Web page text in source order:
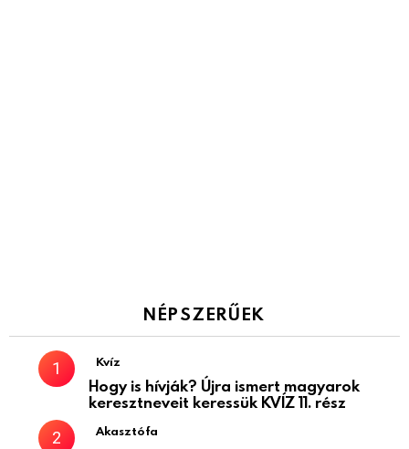
NÉPSZERŰEK
Kvíz
Hogy is hívják? Újra ismert magyarok
keresztneveit keressük KVÍZ 11. rész
Akasztófa